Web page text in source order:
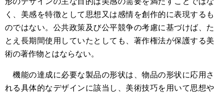
く、美感を特徴として思想又は感情を創作的に表現するも
のではない。公共政策及び公平競争の考慮に基づけば、た
とえ長期間使用していたとしても、著作権法が保護する美
術の著作物とはならない。
機能の達成に必要な製品の形状は、物品の形状に応用さ
れる具体的なデザインに該当し、美術技巧を用いて思想や